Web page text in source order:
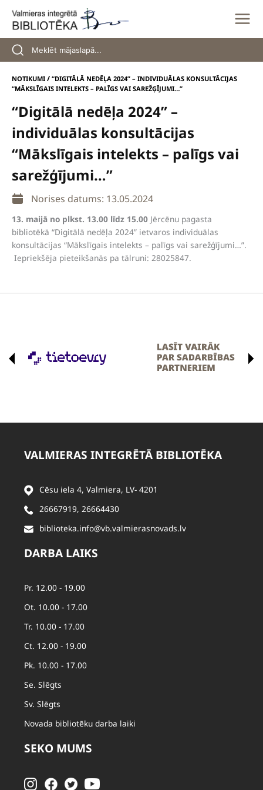
content
NOTIKUMI / “DIGITĀLĀ NEDĒĻA 2024” – INDIVIDUĀLAS KONSULTĀCIJAS
“MĀKSLĪGAIS INTELEKTS – PALĪGS VAI SAREŽĢĪJUMI…”
“Digitālā nedēļa 2024” –
individuālas konsultācijas
“Mākslīgais intelekts – palīgs vai
sarežģījumi…”
Norises datums: 13.05.2024
13. maijā no plkst. 13.00 līdz 15.00 Jērcēnu pagasta
bibliotēkā “Digitālā nedēļa 2024” ietvaros individuālas
konsultācijas “Mākslīgais intelekts – palīgs vai sarežģījumi…”.
Iepriekšēja pieteikšanās pa tālruni: 28025847.
VALMIERAS INTEGRĒTĀ BIBLIOTĒKA
Cēsu iela 4, Valmiera, LV- 4201
26667919, 26664430
biblioteka.info@vb.valmierasnovads.lv
DARBA LAIKS
Pr. 12.00 - 19.00
Ot. 10.00 - 17.00
Tr. 10.00 - 17.00
Ct. 12.00 - 19.00
Pk. 10.00 - 17.00
Se. Slēgts
Sv. Slēgts
Novada bibliotēku darba laiki
SEKO MUMS